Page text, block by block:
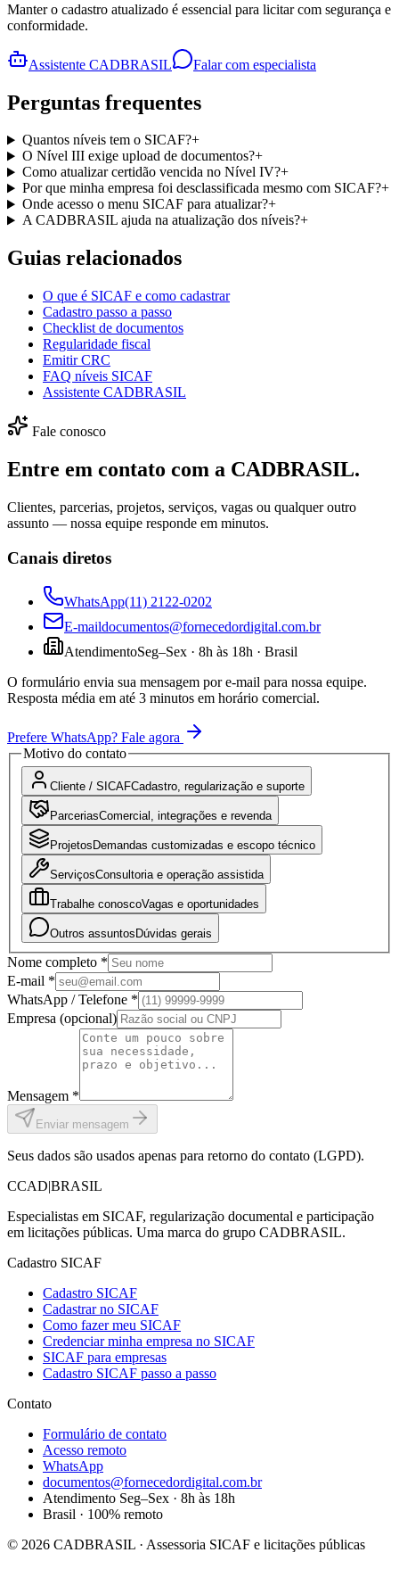
Manter o cadastro atualizado é essencial para licitar com segurança e
conformidade.
Assistente CADBRASIL Falar com especialista
Perguntas frequentes
Quantos níveis tem o SICAF?+
O Nível III exige upload de documentos?+
Como atualizar certidão vencida no Nível IV?+
Por que minha empresa foi desclassificada mesmo com SICAF?+
Onde acesso o menu SICAF para atualizar?+
A CADBRASIL ajuda na atualização dos níveis?+
Guias relacionados
O que é SICAF e como cadastrar
Cadastro passo a passo
Checklist de documentos
Regularidade fiscal
Emitir CRC
FAQ níveis SICAF
Assistente CADBRASIL
Fale conosco
Entre em contato com a CADBRASIL.
Clientes, parcerias, projetos, serviços, vagas ou qualquer outro
assunto — nossa equipe responde em minutos.
Canais diretos
WhatsApp(11) 2122-0202
E-maildocumentos@fornecedordigital.com.br
AtendimentoSeg–Sex · 8h às 18h · Brasil
O formulário envia sua mensagem por e-mail para nossa equipe.
Resposta média em até 3 minutos em horário comercial.
Prefere WhatsApp? Fale agora
Motivo do contato
Cliente / SICAFCadastro, regularização e suporte
ParceriasComercial, integrações e revenda
Projetos Demandas customizadas e escopo técnico
ServiçosConsultoria e operação assistida
Trabalhe conoscoVagas e oportunidades
Outros assuntos Dúvidas gerais
Nome completo *
E-mail *
WhatsApp / Telefone *
Empresa (opcional)
Mensagem *
Enviar mensagem
Seus dados são usados apenas para retorno do contato (LGPD).
CCAD|BRASIL
Especialistas em SICAF, regularização documental e participação
em licitações públicas. Uma marca do grupo CADBRASIL.
Cadastro SICAF
Cadastro SICAF
Cadastrar no SICAF
Como fazer meu SICAF
Credenciar minha empresa no SICAF
SICAF para empresas
Cadastro SICAF passo a passo
Contato
Formulário de contato
Acesso remoto
WhatsApp
documentos@fornecedordigital.com.br
Atendimento Seg–Sex · 8h às 18h
Brasil · 100% remoto
© 2026 CADBRASIL · Assessoria SICAF e licitações públicas